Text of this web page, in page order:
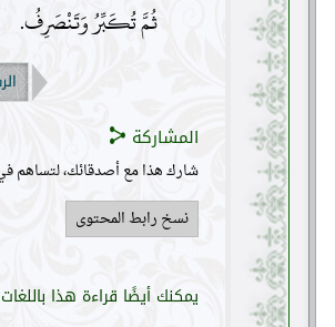
ثُمَّ تُكَبِّرُ وَتَنْصَرِفُ.
المشاركة
شارك هذا مع أصدقائك، لتساهم
نسخ رابط المحتوى
يمكنك أيضًا قراءة هذا باللغات